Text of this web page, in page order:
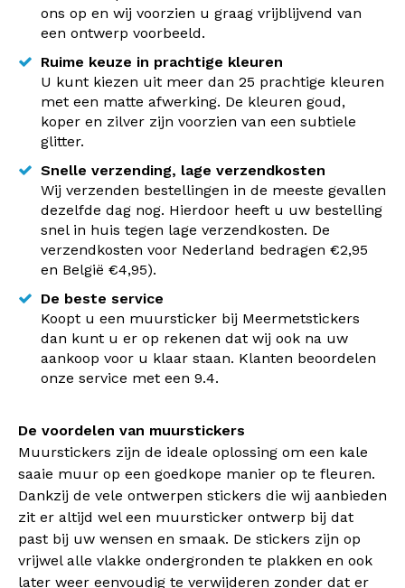
ons op en wij voorzien u graag vrijblijvend van
een ontwerp voorbeeld.
Ruime keuze in prachtige kleuren
U kunt kiezen uit meer dan 25 prachtige kleuren
met een matte afwerking. De kleuren goud,
koper en zilver zijn voorzien van een subtiele
glitter.
Snelle verzending, lage verzendkosten
Wij verzenden bestellingen in de meeste gevallen
dezelfde dag nog. Hierdoor heeft u uw bestelling
snel in huis tegen lage verzendkosten. De
verzendkosten voor Nederland bedragen €2,95
en België €4,95).
De beste service
Koopt u een muursticker bij Meermetstickers
dan kunt u er op rekenen dat wij ook na uw
aankoop voor u klaar staan. Klanten beoordelen
onze service met een 9.4.
De voordelen van muurstickers
Muurstickers zijn de ideale oplossing om een kale
saaie muur op een goedkope manier op te fleuren.
Dankzij de vele ontwerpen stickers die wij aanbieden
zit er altijd wel een muursticker ontwerp bij dat
past bij uw wensen en smaak. De stickers zijn op
vrijwel alle vlakke ondergronden te plakken en ook
later weer eenvoudig te verwijderen zonder dat er